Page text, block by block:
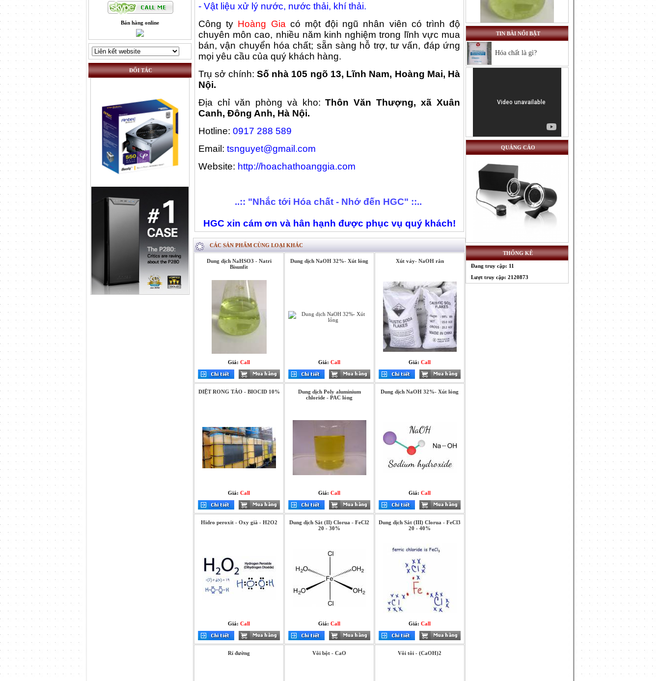
Bán hàng online
ĐỐI TÁC
- Vật liệu xử lý nước, nước thải, khí thải.
Công ty Hoàng Gia có một đội ngũ nhân viên có trình độ
chuyên môn cao, nhiều năm kinh nghiệm trong lĩnh vực mua
bán, vận chuyển hóa chất; sẵn sàng hỗ trợ, tư vấn, đáp ứng
mọi yêu cầu của quý khách hàng.
Trụ sở chính: Số nhà 105 ngõ 13, Lĩnh Nam, Hoàng Mai, Hà
Nội.
Địa chỉ văn phòng và kho: Thôn Văn Thượng, xã Xuân
Canh, Đông Anh, Hà Nội.
Hotline: 0917 288 589
Email: tsnguyet@gmail.com
Website: http://hoachathoanggia.com
..:: "Nhắc tới Hóa chất - Nhớ đến HGC" ::..
HGC xin cám ơn và hân hạnh được phục vụ quý khách!
CÁC SẢN PHẨM CÙNG LOẠI KHÁC
Dung dịch NaHSO3 - Natri
Bisunfit
Giá: Call
Dung dịch NaOH 32%- Xút lỏng
Giá: Call
Xút vảy- NaOH rắn
Giá: Call
DIỆT RONG TẢO - BIOCID 10%
Giá: Call
Dung dịch Poly aluminium
chloride - PAC lỏng
Giá: Call
Dung dịch NaOH 32%- Xút lỏng
Giá: Call
Hidro peroxit - Oxy già - H2O2
Giá: Call
Dung dịch Sắt (II) Clorua - FeCl2
20 - 30%
Giá: Call
Dung dịch Sắt (III) Clorua - FeCl3
20 - 40%
Giá: Call
Rỉ đường Vôi bột - CaO Vôi tôi - (CaOH)2
Xút vảy- NaOH rắn
Giá:Call
TIN BÀI NỔI BẬT
Hóa chất là gì?
QUẢNG CÁO
THỐNG KÊ
Đang truy cập: 11
Lượt truy cập: 2120873